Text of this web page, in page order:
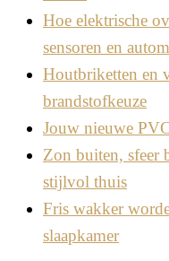
Hoe elektrische
sensoren en
Houtbriketten en
brandstofkeuze
Jouw nieuwe
Zon buiten, sfeer
stijlvol thuis
Fris wakker
slaapkamer